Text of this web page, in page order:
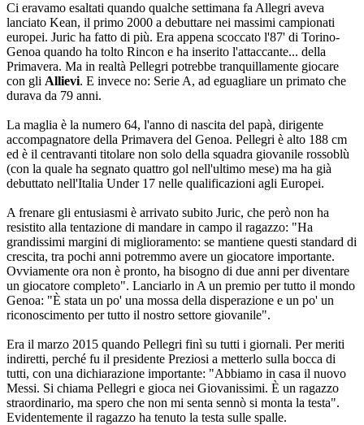
Ci eravamo esaltati quando qualche settimana fa Allegri aveva
lanciato Kean, il primo 2000 a debuttare nei massimi campionati
europei. Juric ha fatto di più. Era appena scoccato l'87' di Torino-
Genoa quando ha tolto Rincon e ha inserito l'attaccante... della
Primavera. Ma in realtà Pellegri potrebbe tranquillamente giocare
con gli Allievi. E invece no: Serie A, ad eguagliare un primato che
durava da 79 anni.
La maglia è la numero 64, l'anno di nascita del papà, dirigente
accompagnatore della Primavera del Genoa. Pellegri è alto 188 cm
ed è il centravanti titolare non solo della squadra giovanile rossoblù
(con la quale ha segnato quattro gol nell'ultimo mese) ma ha già
debuttato nell'Italia Under 17 nelle qualificazioni agli Europei.
A frenare gli entusiasmi è arrivato subito Juric, che però non ha
resistito alla tentazione di mandare in campo il ragazzo: "Ha
grandissimi margini di miglioramento: se mantiene questi standard di
crescita, tra pochi anni potremmo avere un giocatore importante.
Ovviamente ora non è pronto, ha bisogno di due anni per diventare
un giocatore completo". Lanciarlo in A un premio per tutto il mondo
Genoa: "È stata un po' una mossa della disperazione e un po' un
riconoscimento per tutto il nostro settore giovanile".
Era il marzo 2015 quando Pellegri finì su tutti i giornali. Per meriti
indiretti, perché fu il presidente Preziosi a metterlo sulla bocca di
tutti, con una dichiarazione importante: "Abbiamo in casa il nuovo
Messi. Si chiama Pellegri e gioca nei Giovanissimi. È un ragazzo
straordinario, ma spero che non mi senta sennò si monta la testa".
Evidentemente il ragazzo ha tenuto la testa sulle spalle.